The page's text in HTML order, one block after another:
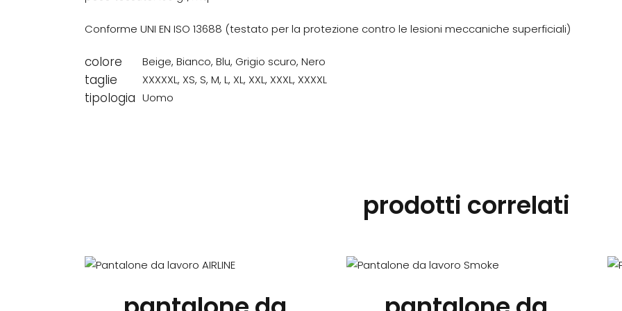
Conforme UNI EN ISO 13688 (testato per la protezione contro le lesioni meccaniche superficiali)
colore Beige, Bianco, Blu, Grigio scuro, Nero
taglie XXXXXL, XS, S, M, L, XL, XXL, XXXL, XXXXL
tipologia Uomo
prodotti correlati
Questo
ha
Questo
ha